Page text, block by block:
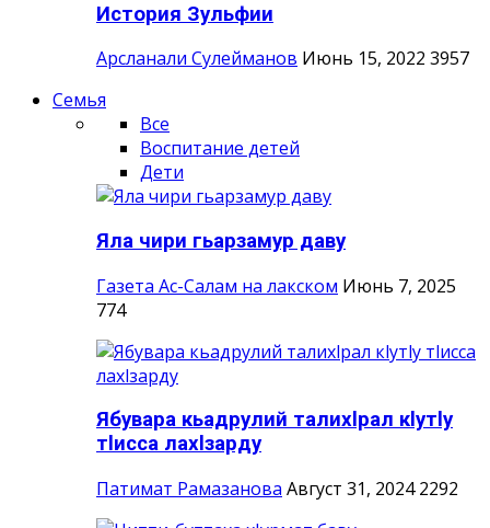
История Зульфии
Арсланали Сулейманов Июнь 15, 2022 3957
Семья
Все
Воспитание детей
Дети
Яла чири гьарзамур даву
Газета Ас-Салам на лакском Июнь 7, 2025
774
Ябувара кьадрулий талихlрал кlутlу
тlисса лахlзарду
Патимат Рамазанова Август 31, 2024 2292